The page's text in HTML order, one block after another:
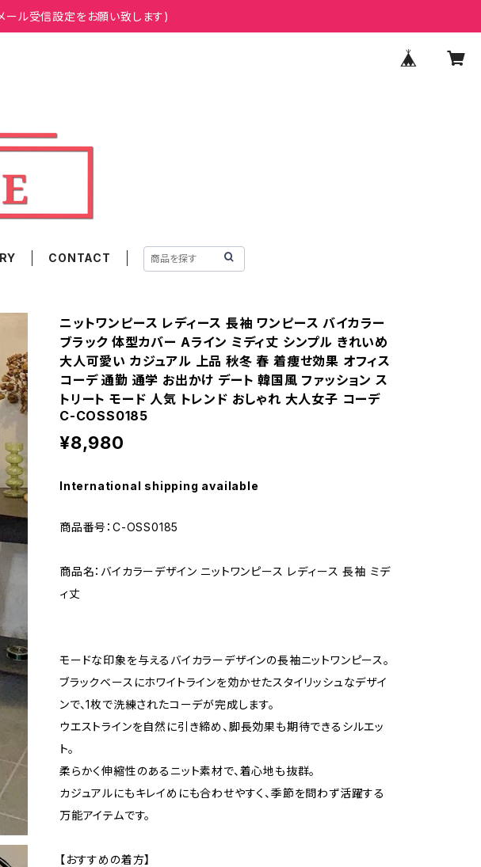
ル受信設定をお願い致します)
CONTACT
ニットワンピース レディース 長袖 ワンピース バイカラー
ブラック 体型カバー Aライン ミディ丈 シンプル きれいめ
大人可愛い カジュアル 上品 秋冬 春 着痩せ効果 オフィス
コーデ 通勤 通学 お出かけ デート 韓国風 ファッション ス
トリート モード 人気 トレンド おしゃれ 大人女子 コーデ
C-COSS0185
¥8,980
International shipping available
商品番号：C-OSS0185
商品名：バイカラーデザイン ニットワンピース レディース 長袖 ミデ
ィ丈
モードな印象を与えるバイカラーデザインの長袖ニットワンピース。
ブラックベースにホワイトラインを効かせたスタイリッシュなデザイ
ンで、1枚で洗練されたコーデが完成します。
ウエストラインを自然に引き締め、脚長効果も期待できるシルエッ
ト。
柔らかく伸縮性のあるニット素材で、着心地も抜群。
カジュアルにもキレイめにも合わせやすく、季節を問わず活躍する
万能アイテムです。
【おすすめの着方】